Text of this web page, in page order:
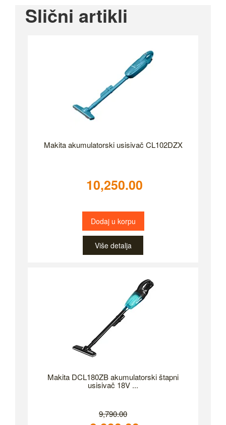
Slični artikli
Makita akumulatorski usisivač CL102DZX
10,250.00
Dodaj u korpu
Više detalja
Makita DCL180ZB akumulatorski štapni
usisivač 18V ...
9,790.00